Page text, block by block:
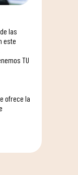
las
este
TU
ofrece la